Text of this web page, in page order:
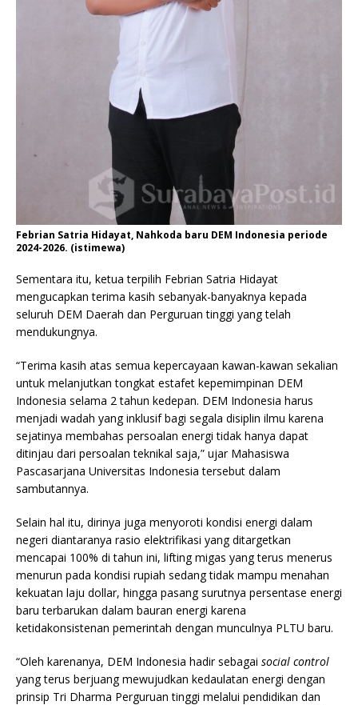
Febrian Satria Hidayat, Nahkoda baru DEM Indonesia periode
2024-2026. (istimewa)
Sementara itu, ketua terpilih Febrian Satria Hidayat
mengucapkan terima kasih sebanyak-banyaknya kepada
seluruh DEM Daerah dan Perguruan tinggi yang telah
mendukungnya.
“Terima kasih atas semua kepercayaan kawan-kawan sekalian
untuk melanjutkan tongkat estafet kepemimpinan DEM
Indonesia selama 2 tahun kedepan. DEM Indonesia harus
menjadi wadah yang inklusif bagi segala disiplin ilmu karena
sejatinya membahas persoalan energi tidak hanya dapat
ditinjau dari persoalan teknikal saja,” ujar Mahasiswa
Pascasarjana Universitas Indonesia tersebut dalam
sambutannya.
Selain hal itu, dirinya juga menyoroti kondisi energi dalam
negeri diantaranya rasio elektrifikasi yang ditargetkan
mencapai 100% di tahun ini, lifting migas yang terus menerus
menurun pada kondisi rupiah sedang tidak mampu menahan
kekuatan laju dollar, hingga pasang surutnya persentase energi
baru terbarukan dalam bauran energi karena
ketidakonsistenan pemerintah dengan munculnya PLTU baru.
“Oleh karenanya, DEM Indonesia hadir sebagai social control
yang terus berjuang mewujudkan kedaulatan energi dengan
prinsip Tri Dharma Perguruan tinggi melalui pendidikan dan